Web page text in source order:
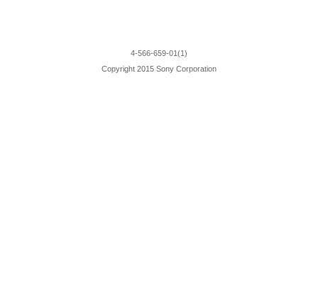
4-566-659-01(1)
Copyright 2015 Sony Corporation